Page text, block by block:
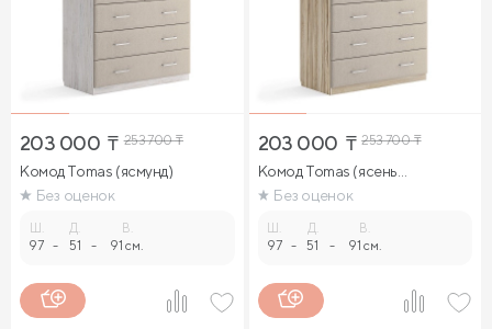
203 000 ₸ 253 700₸
Комод Tomas (ясмунд)
Без оценок
97 -
Д.
51 -
В.
91 см.
203 000 ₸ 253 700₸
Комод Tomas (ясень
ориноко)
Без оценок
97 -
Д.
51 -
В.
91 см.